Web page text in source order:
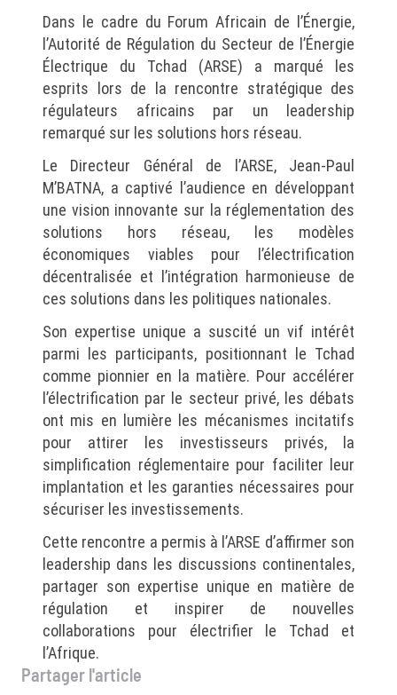
Dans le cadre du Forum Africain de l’Énergie,
l’Autorité de Régulation du Secteur de l’Énergie
Électrique du Tchad (ARSE) a marqué les
esprits lors de la rencontre stratégique des
régulateurs africains par un leadership
remarqué sur les solutions hors réseau.
Le Directeur Général de l’ARSE, Jean-Paul
M’BATNA, a captivé l’audience en développant
une vision innovante sur la réglementation des
solutions hors réseau, les modèles
économiques viables pour l’électrification
décentralisée et l’intégration harmonieuse de
ces solutions dans les politiques nationales.
Son expertise unique a suscité un vif intérêt
parmi les participants, positionnant le Tchad
comme pionnier en la matière. Pour accélérer
l’électrification par le secteur privé, les débats
ont mis en lumière les mécanismes incitatifs
pour attirer les investisseurs privés, la
simplification réglementaire pour faciliter leur
implantation et les garanties nécessaires pour
sécuriser les investissements.
Cette rencontre a permis à l’ARSE d’affirmer son
leadership dans les discussions continentales,
partager son expertise unique en matière de
régulation et inspirer de nouvelles
collaborations pour électrifier le Tchad et
l’Afrique.
Partager l'article